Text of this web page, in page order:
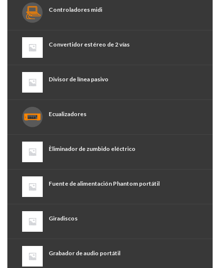
Controladores midi
Convertidor estéreo de 2 vías
Divisor de línea pasivo
Ecualizadores
Èliminador de zumbido eléctrico
Fuente de alimentación Phantom portátil
Giradiscos
Grabador de audio portátil